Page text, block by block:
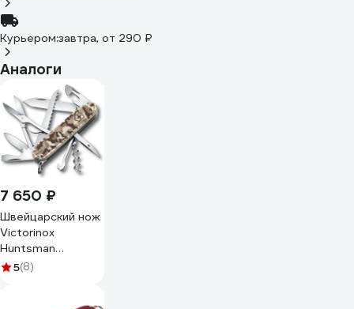
Курьером:завтра, от 290 ₽
Аналоги
7 650 ₽
Швейцарский нож
Victorinox
Huntsman
камуфляжный
5(8)